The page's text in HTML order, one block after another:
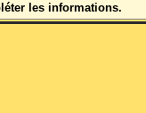
les informations.